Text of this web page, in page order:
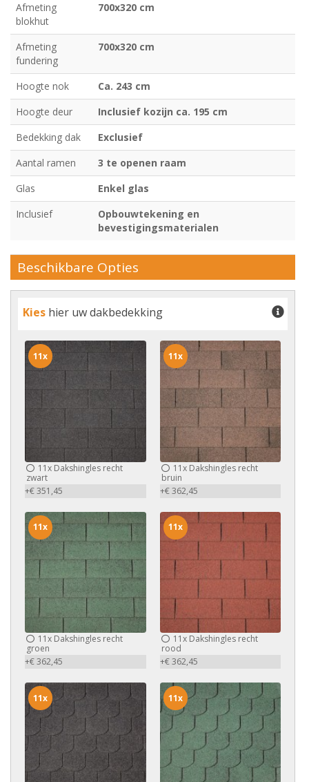
Afmeting
blokhut
700x320 cm
Afmeting
fundering
700x320 cm
Hoogte nok
Ca. 243 cm
Hoogte deur
Inclusief kozijn ca. 195 cm
Bedekking dak
Exclusief
Aantal ramen
3 te openen raam
Glas
Enkel glas
Inclusief
Opbouwtekening en
bevestigingsmaterialen
Beschikbare Opties
Kies hier uw dakbedekking
11x Dakshingles recht
zwart
+€ 351,45
11x
11xDakshingles recht
bruin
+€ 362,45
11x
11x Dakshingles recht
groen
+€ 362,45
11x
11xDakshingles recht
rood
+€ 362,45
11x
11x 11x